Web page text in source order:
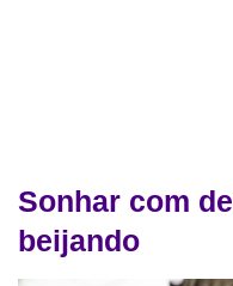
Sonhar com
beijando